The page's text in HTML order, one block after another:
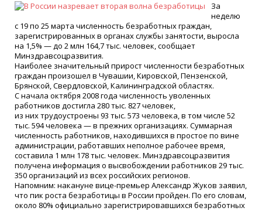
За
неделю
с 19 по 25 марта численность безработных граждан,
зарегистрированных в органах службы занятости, выросла
на 1,5% — до 2 млн 164,7 тыс. человек, сообщает
Минздравсоцразвития.
Наиболее значительный прирост численности безработных
граждан произошел в Чувашии, Кировской, Пензенской,
Брянской, Свердловской, Калининградской областях.
С начала октября 2008 года численность уволенных
работников достигла 280 тыс. 827 человек,
из них трудоустроены 93 тыс. 573 человека, в том числе 52
тыс. 594 человека — в прежних организациях. Суммарная
численность работников, находившихся в простое по вине
администрации, работавших неполное рабочее время,
составила 1 млн 178 тыс. человек. Минздравсоцразвития
получена информация о высвобождении работников 29 тыс.
350 организаций из всех российских регионов.
Напомним: накануне вице-премьер Александр Жуков заявил,
что пик роста безработицы в России пройден. По его словам,
около 80% официально зарегистрировавшихся безработных